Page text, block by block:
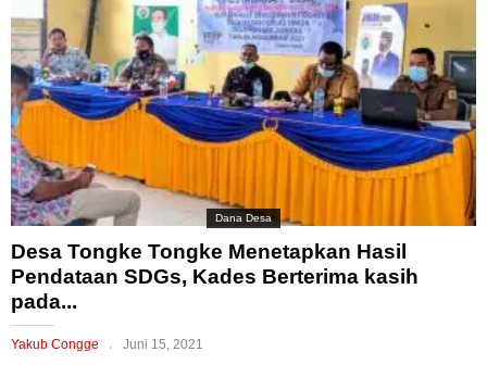
Dana Desa
Desa Tongke Tongke Menetapkan Hasil
Pendataan SDGs, Kades Berterima kasih
pada...
Yakub Congge Juni 15, 2021